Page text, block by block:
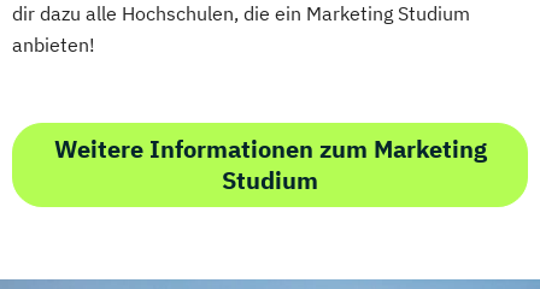
dir dazu alle Hochschulen, die ein Marketing Studium
anbieten!
Weitere Informationen zum Marketing
Studium